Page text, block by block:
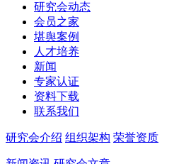
研究会动态
会员之家
堪舆案例
人才培养
新闻
专家认证
资料下载
联系我们
研究会介绍 组织架构 荣誉资质